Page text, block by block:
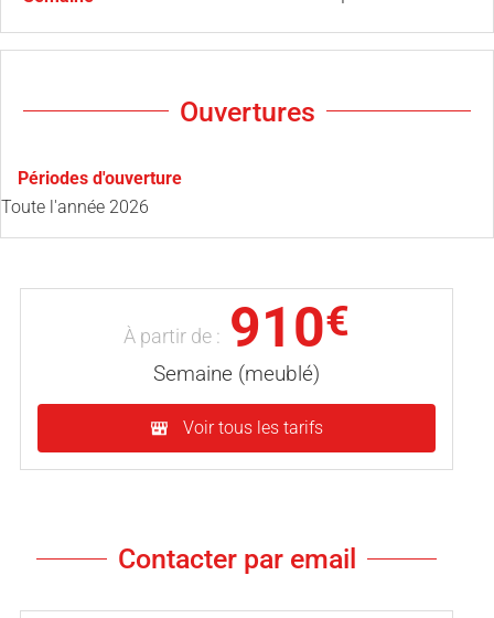
Ouvertures
Périodes d'ouverture
Toute l'année 2026
À partir de : 910€
Semaine (meublé)
Voir tous les tarifs
Contacter par email